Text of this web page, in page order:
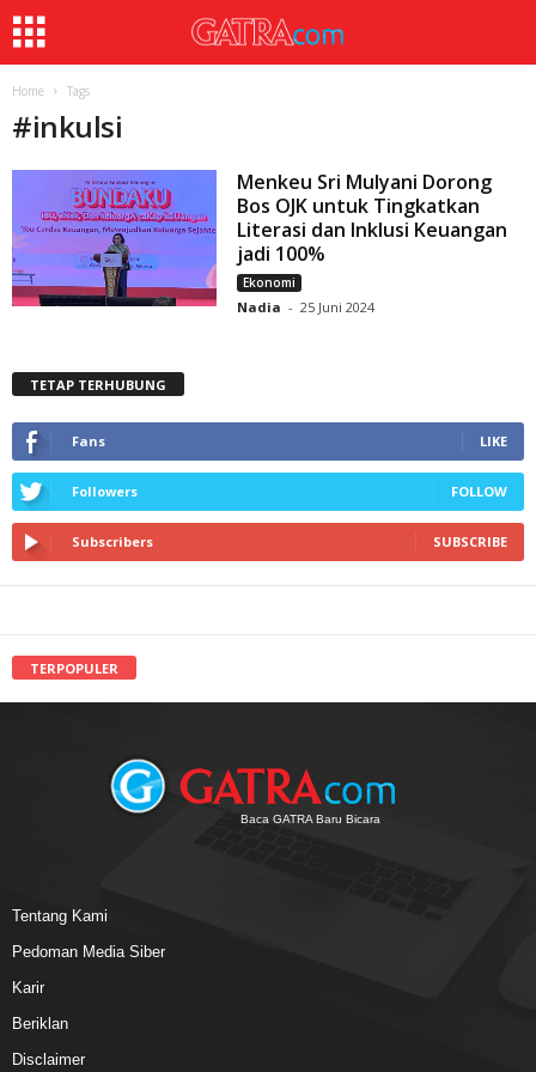
Home Tags
#inkulsi
Menkeu Sri Mulyani Dorong
Bos OJK untuk Tingkatkan
Literasi dan Inklusi Keuangan
jadi 100%
Ekonomi
Nadia - 25 Juni 2024
TETAP TERHUBUNG
Fans LIKE
Followers FOLLOW
Subscribers SUBSCRIBE
TERPOPULER
Baca GATRA Baru Bicara
Tentang Kami
Pedoman Media Siber
Karir
Beriklan
Disclaimer